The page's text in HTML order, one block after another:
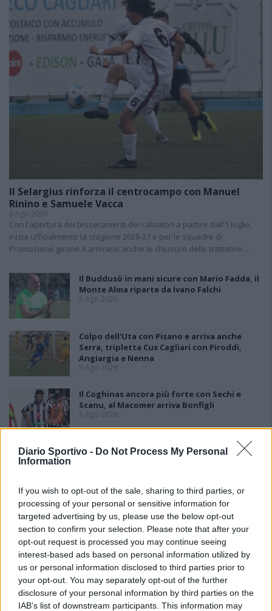
Diario Sportivo - Do Not Process My Personal
Information
If you wish to opt-out of the sale, sharing to third parties, or
processing of your personal or sensitive information for
targeted advertising by us, please use the below opt-out
section to confirm your selection. Please note that after your
opt-out request is processed you may continue seeing
interest-based ads based on personal information utilized by
us or personal information disclosed to third parties prior to
your opt-out. You may separately opt-out of the further
disclosure of your personal information by third parties on the
IAB’s list of downstream participants. This information may
Il Selargius rinforza il centrocampo con Manuel
Rinino e Samuele Vacca
6 Ago 2026
Con l'apertura dei tesseramenti dei calciatori a partire dall'1 luglio,
inizia ufficialmente la stagione 2026-27 e per le squadre di
Promozione girone A arrivano anche le chiusure delle trattative…
Il Buddusò in mani sicure con Mario Fadda, il
Monte Alma riparte da Ivano Falchi
5 Ago 2026
Colpo dell'Uta con Pisano e arriva anche
Serra, tripletta Cus Cagliari con Piroddi,
Angiargia e Nenna
5 Ago 2026
Il Coghinas ancora più forte con Sechi e
Scanu, al Macomer arriva Bonfigli
5 Ago 2026
L'Atletico Cagliari di Saba prende Sanna,
L'Antiochense prende Caddeo e Doneddu,
Arborea e Tharros ripartono dai tecnici
Firinu e Frongia
2 Ago 2026
La matricola Macomer prende il portiere
Fadda, altro colpo Coghinas con Samuele
Pinna
2 Ago 2026